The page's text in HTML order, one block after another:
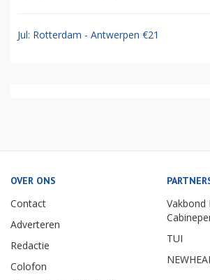
Jul: Rotterdam - Antwerpen €21
OVER ONS
Contact
Adverteren
Redactie
Colofon
Vakbond
TUI